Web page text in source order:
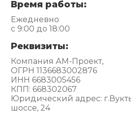
Время работы:
Ежедневно
с 9:00 до 18:00
Реквизиты:
Компания АМ-Проект,
ОГРН 1136683002876
ИНН 6683005456
КПП: 668302067
Юридический адрес:
шоссе, 24